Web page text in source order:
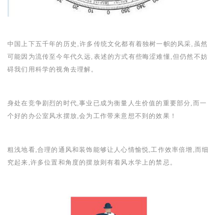
中国上下五千年的历史,许多传统文化都有着独树一帜的风采,虽然
可能因为流传至今年代久远,表述的方式有些晦涩难懂,但仍然不妨
碍我们用科学的视角去理解。
身处在竞争剧烈的时代,事业已成为衡量人生价值的重要部分,而一
个好的办公室风水摆放,会为工作带来意想不到的效果！
粗浅地看,合理的通风和装饰能够让人心情愉悦,工作效率倍增,而细
究起来,许多位置和角度的摆放则有着风水学上的禁忌。